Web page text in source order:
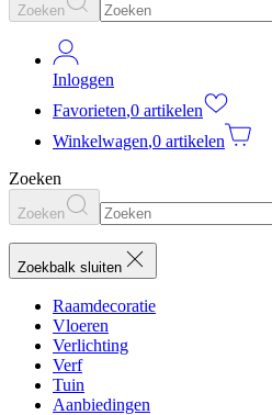
Zoeken
Inloggen
Favorieten,0 artikelen
Winkelwagen,0 artikelen
Zoeken
Zoeken
Zoekbalk sluiten
Raamdecoratie
Vloeren
Verlichting
Verf
Tuin
Aanbiedingen